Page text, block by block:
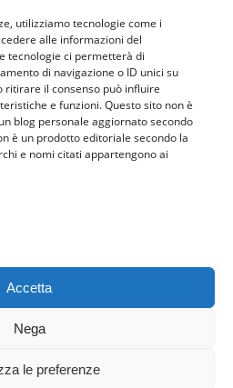
utilizziamo tecnologie come i
alle informazioni del
tecnologie ci permetterà di
di navigazione o ID unici su
ritirare il consenso può influire
e funzioni. Questo sito non è
blog personale aggiornato secondo
è un prodotto editoriale secondo la
e nomi citati appartengono ai
Accetta
Nega
le preferenze